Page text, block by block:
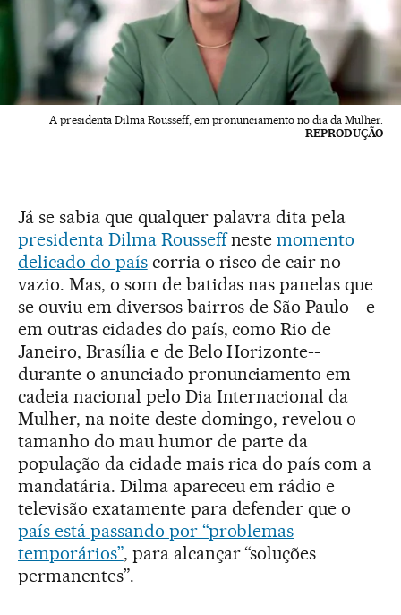
A presidenta Dilma Rousseff, em pronunciamento no dia da Mulher.
REPRODUÇÃO
Já se sabia que qualquer palavra dita pela
presidenta Dilma Rousseffnestemomento
delicado do paíscorria o risco de cair no
vazio. Mas, o som de batidas nas panelas que
se ouviu em diversos bairros de São Paulo --e
em outras cidades do país, como Rio de
Janeiro, Brasília e de Belo Horizonte--
durante o anunciado pronunciamento em
cadeia nacional pelo Dia Internacional da
Mulher, na noite deste domingo, revelou o
tamanho do mau humor de parte da
população da cidade mais rica do país com a
mandatária. Dilma apareceu em rádio e
televisão exatamente para defender que o
país está passando por “problemas
temporários”, para alcançar “soluções
permanentes”.